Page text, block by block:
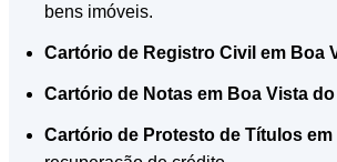
bens imóveis.
Cartório de Registro Civil em Boa
Cartório de Notas em Boa Vista do
Cartório de Protesto de Títulos